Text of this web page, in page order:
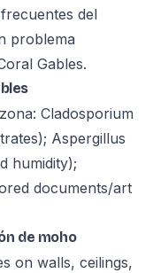
del
problema
Gables.
Cladosporium
Aspergillus
humidity);
documents/art
de moho
on walls, ceilings,